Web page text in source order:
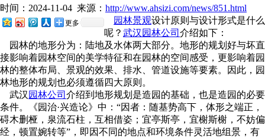
时间：2024-11-04 来源： http://www.ahsizi.com/news/851.html
更多 园林景观设计原则与设计形式是什么
呢？ 武汉园林公司 介绍如下：
园林的地形分为：陆地及水体两大部分。地形的规划好与坏直
接影响着园林空间的美学特征和在园林的空间感受，更影响着园
林的整体布局、景观的效果、排水、管道设施等要素。因此，园
林地形的规划也必须遵循四大原则。
武汉 园林公司 介绍到地形规划是造园的基础，也是造园的必要
条件。《园治·兴造论》中：“因者：随基势高下，体形之端正，
碍木删桠，泉流石柱，互相借姿；宜亭斯亭，宜榭斯榭，不妨偏
经，顿置婉转等”，即因不同的地点和环境条件灵活地组景，有